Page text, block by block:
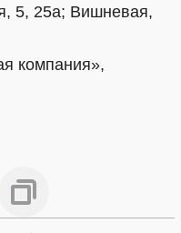
5, 25а; Вишневая,
компания»,